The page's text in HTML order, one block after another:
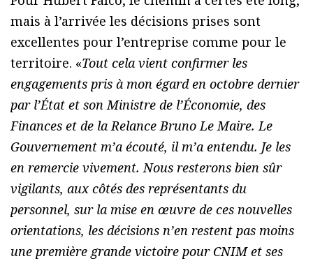
mais à l’arrivée les décisions prises sont
excellentes pour l’entreprise comme pour le
territoire. «Tout cela vient confirmer les
engagements pris à mon égard en octobre dernier
par l’État et son Ministre de l’Économie, des
Finances et de la Relance Bruno Le Maire. Le
Gouvernement m’a écouté, il m’a entendu. Je les
en remercie vivement. Nous resterons bien sûr
vigilants, aux côtés des représentants du
personnel, sur la mise en œuvre de ces nouvelles
orientations, les décisions n’en restent pas moins
une première grande victoire pour CNIM et ses